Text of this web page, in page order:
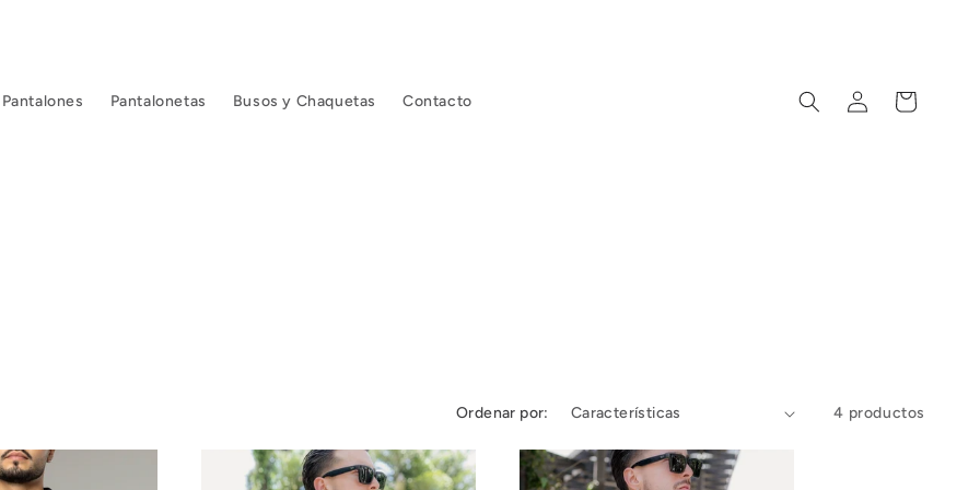
Pantalones Pantalonetas Busos y Chaquetas Contacto
Iniciar
sesión
Carrito
Ordenar por: 4 productos